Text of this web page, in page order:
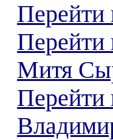
Перейти
Перейти
Митя
Перейти